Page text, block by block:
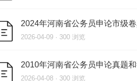
2024年河南省公务员申论市级
2026-04-09 · 300 浏览
2010年河南省公务员申论真题
2026-04-08 · 300 浏览